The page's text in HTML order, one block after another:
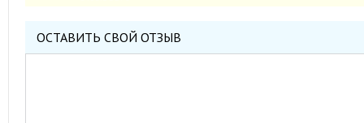
ОСТАВИТЬ СВОЙ ОТЗЫВ